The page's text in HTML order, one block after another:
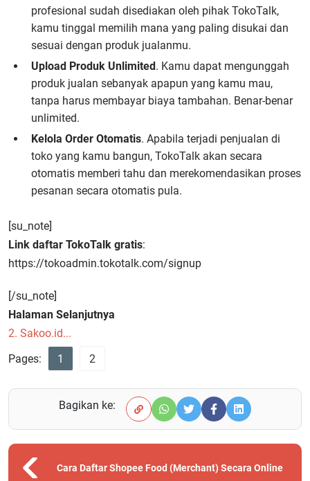
profesional sudah disediakan oleh pihak TokoTalk,
kamu tinggal memilih mana yang paling disukai dan
sesuai dengan produk jualanmu.
Upload Produk Unlimited. Kamu dapat mengunggah
produk jualan sebanyak apapun yang kamu mau,
tanpa harus membayar biaya tambahan. Benar-benar
unlimited.
Kelola Order Otomatis. Apabila terjadi penjualan di
toko yang kamu bangun, TokoTalk akan secara
otomatis memberi tahu dan merekomendasikan proses
pesanan secara otomatis pula.
[su_note]
Link daftar TokoTalk gratis:
https://tokoadmin.tokotalk.com/signup
[/su_note]
Halaman Selanjutnya
2. Sakoo.id...
Pages:
1 2
Bagikan ke:
Cara Daftar Shopee Food (Merchant) Secara Online